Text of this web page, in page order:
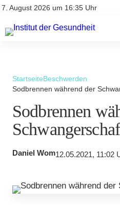
7. August 2026 um 16:35 Uhr
Kontakt
Kontakt
AGBs
StartseiteBeschwerden
Sodbrennen während der
Sodbrennen
Daniel Wom12.05.2021, 11:02